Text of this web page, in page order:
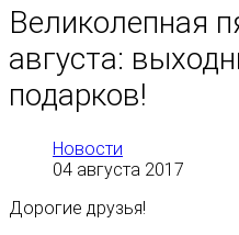
Великолепная
августа:
подарков!
Новости
04 августа 2017
Дорогие друзья!